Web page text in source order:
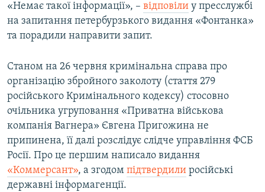
«Немає такої інформації», – відповіли у пресслужбі
на запитання петербурзького видання «Фонтанка»
та порадили направити запит.
Станом на 26 червня кримінальна справа про
організацію збройного заколоту (стаття 279
російського Кримінального кодексу) стосовно
очільника угруповання «Приватна військова
компанія Вагнера» Євгена Пригожина не
припинена, її далі розслідує слідче управління ФСБ
Росії. Про це першим написало видання
«Коммерсант», а згодом підтвердили російські
державні інформагенції.